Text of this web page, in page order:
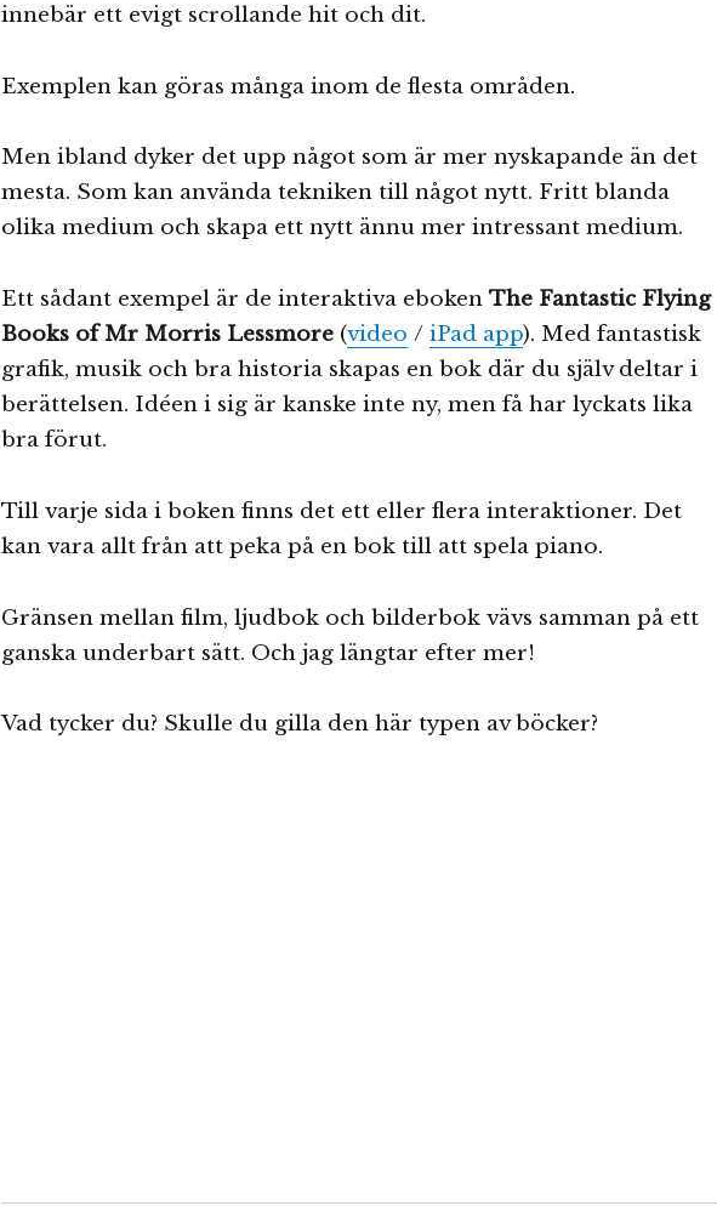
innebär ett evigt scrollande hit och dit.
Exemplen kan göras många inom de flesta områden.
Men ibland dyker det upp något som är mer nyskapande än det
mesta. Som kan använda tekniken till något nytt. Fritt blanda
olika medium och skapa ett nytt ännu mer intressant medium.
Ett sådant exempel är de interaktiva eboken The Fantastic Flying
Books of Mr Morris Lessmore(video / iPad app). Med fantastisk
grafik, musik och bra historia skapas en bok där du själv deltar i
berättelsen. Idéen i sig är kanske inte ny, men få har lyckats lika
bra förut.
Till varje sida i boken finns det ett eller flera interaktioner. Det
kan vara allt från att peka på en bok till att spela piano.
Gränsen mellan film, ljudbok och bilderbok vävs samman på ett
ganska underbart sätt. Och jag längtar efter mer!
Vad tycker du? Skulle du gilla den här typen av böcker?